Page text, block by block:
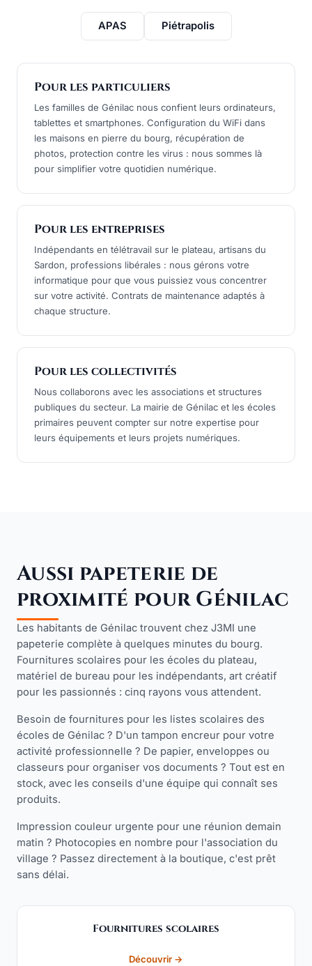
APAS Piétrapolis
Pour les particuliers
Les familles de Génilac nous confient leurs ordinateurs,
tablettes et smartphones. Configuration du WiFi dans
les maisons en pierre du bourg, récupération de
photos, protection contre les virus : nous sommes là
pour simplifier votre quotidien numérique.
Pour les entreprises
Indépendants en télétravail sur le plateau, artisans du
Sardon, professions libérales : nous gérons votre
informatique pour que vous puissiez vous concentrer
sur votre activité. Contrats de maintenance adaptés à
chaque structure.
Pour les collectivités
Nous collaborons avec les associations et structures
publiques du secteur. La mairie de Génilac et les écoles
primaires peuvent compter sur notre expertise pour
leurs équipements et leurs projets numériques.
Aussi papeterie de
proximité pour Génilac
Les habitants de Génilac trouvent chez J3MI une
papeterie complète à quelques minutes du bourg.
Fournitures scolaires pour les écoles du plateau,
matériel de bureau pour les indépendants, art créatif
pour les passionnés : cinq rayons vous attendent.
Besoin de fournitures pour les listes scolaires des
écoles de Génilac ? D'un tampon encreur pour votre
activité professionnelle ? De papier, enveloppes ou
classeurs pour organiser vos documents ? Tout est en
stock, avec les conseils d'une équipe qui connaît ses
produits.
Impression couleur urgente pour une réunion demain
matin ? Photocopies en nombre pour l'association du
village ? Passez directement à la boutique, c'est prêt
sans délai.
Fournitures scolaires
Découvrir →